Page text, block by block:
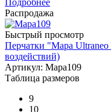
Распродажа
Быстрый просмотр
Перчатки "Мapa Ultraneo
воздействий)
Артикул: Mapa109
Таблица размеров
9
10